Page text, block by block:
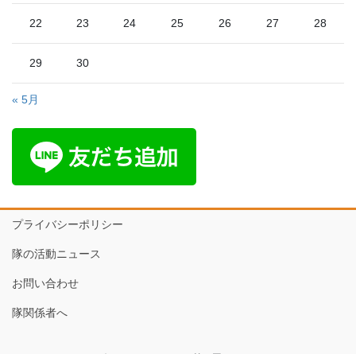
22 23 24 25 26 27 28
29 30
« 5月
プライバシーポリシー
隊の活動ニュース
お問い合わせ
隊関係者へ